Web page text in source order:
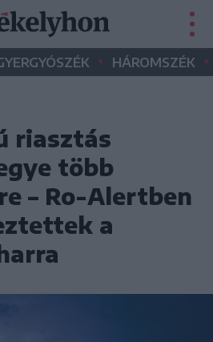
• HÁROMSZÉK •
riasztás
több
– Ro-Alertben
a